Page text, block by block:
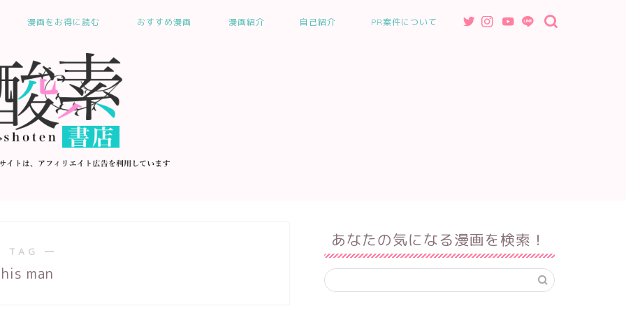
漫画をお得に読む おすすめ漫画 漫画紹介 自己紹介 PR案件について
TAG ―
man
あなたの気になる漫画を検索！